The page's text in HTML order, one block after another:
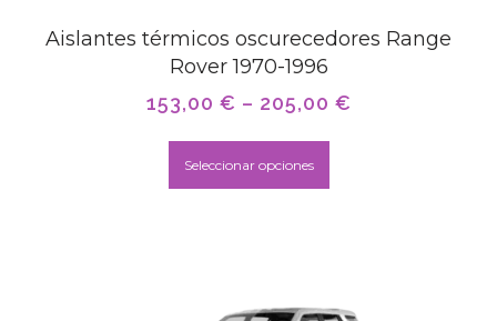
Aislantes térmicos oscurecedores Range
Rover 1970-1996
153,00 € – 205,00 €
Seleccionar opciones